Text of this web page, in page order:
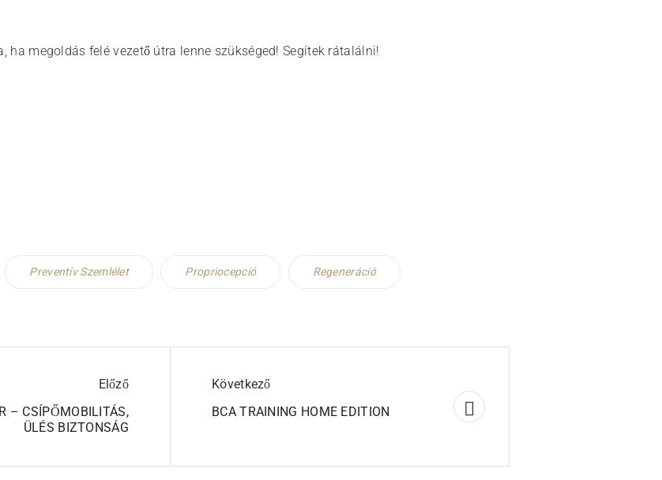
ha megoldás felé vezető útra lenne szükséged! Segítek rátalálni!
Preventív Szemlélet Propriocepció Regeneráció
Előző
– CSÍPŐMOBILITÁS,
ÜLÉS BIZTONSÁG
Következő
BCA TRAINING HOME EDITION